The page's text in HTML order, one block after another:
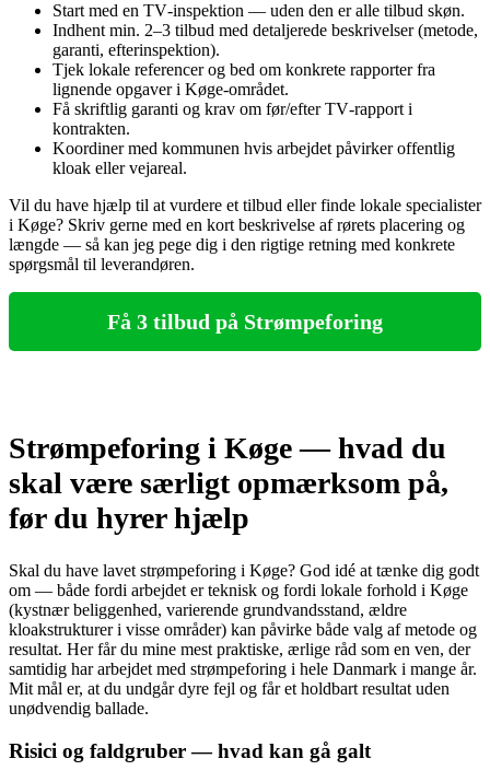
Start med en TV‑inspektion — uden den er alle tilbud skøn.
Indhent min. 2–3 tilbud med detaljerede beskrivelser (metode,
garanti, efterinspektion).
Tjek lokale referencer og bed om konkrete rapporter fra
lignende opgaver i Køge‑området.
Få skriftlig garanti og krav om før/efter TV‑rapport i
kontrakten.
Koordiner med kommunen hvis arbejdet påvirker offentlig
kloak eller vejareal.
Vil du have hjælp til at vurdere et tilbud eller finde lokale specialister
i Køge? Skriv gerne med en kort beskrivelse af rørets placering og
længde — så kan jeg pege dig i den rigtige retning med konkrete
spørgsmål til leverandøren.
Få 3 tilbud på Strømpeforing
Strømpeforing i Køge — hvad du
skal være særligt opmærksom på,
før du hyrer hjælp
Skal du have lavet strømpeforing i Køge? God idé at tænke dig godt
om — både fordi arbejdet er teknisk og fordi lokale forhold i Køge
(kystnær beliggenhed, varierende grundvandsstand, ældre
kloakstrukturer i visse områder) kan påvirke både valg af metode og
resultat. Her får du mine mest praktiske, ærlige råd som en ven, der
samtidig har arbejdet med strømpeforing i hele Danmark i mange år.
Mit mål er, at du undgår dyre fejl og får et holdbart resultat uden
unødvendig ballade.
Risici og faldgruber — hvad kan gå galt